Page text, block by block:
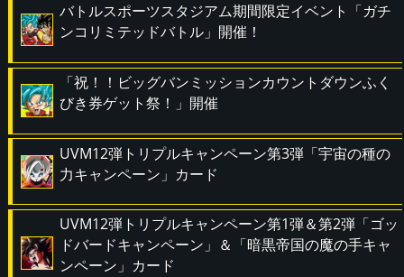
バトルスポーツスタジアム期間限定イベント「ガチ
ンコリミテッドバトル」開催！
「祝！！ビッグバンミッションカウントダウンふく
びき券ゲット祭！」開催
UVM12弾トリプルキャンペーン第3弾「宇宙の種の
力キャンペーン」カード
UVM12弾トリプルキャンペーン第1弾＆第2弾「ゴッ
ドバードキャンペーン」＆「暗黒帝国の魔の手キャ
ンペーン」カード